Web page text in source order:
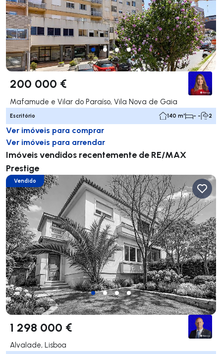
200 000 €
Mafamude e Vilar do Paraíso, Vila Nova de Gaia
Escritório 140 m² - - 2
Ver imóveis para comprar
Ver imóveis para arrendar
Imóveis vendidos recentemente de RE/MAX
Prestige
Vendido
1 298 000 €
Alvalade, Lisboa